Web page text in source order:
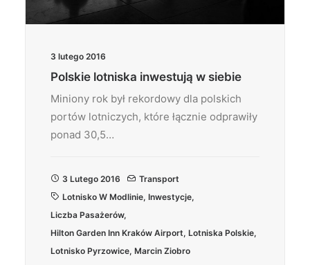
3 lutego 2016
Polskie lotniska inwestują w siebie
Miniony rok był rekordowy dla polskich
portów lotniczych, które łącznie odprawiły
ponad 30,5…
3 Lutego 2016
Transport
Lotnisko W Modlinie, Inwestycje,
Liczba Pasażerów,
Hilton Garden Inn Kraków Airport, Lotniska Polskie,
Lotnisko Pyrzowice, Marcin Ziobro